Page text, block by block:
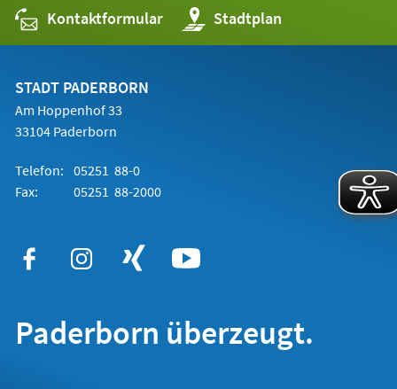
Kontaktformular Stadtplan
(Öffnet
in
einem
STADT PADERBORN
Am Hoppenhof 33
33104 Paderborn
Telefon: 05251 88-0
Fax:
05251 88-2000
Paderborn überzeugt.